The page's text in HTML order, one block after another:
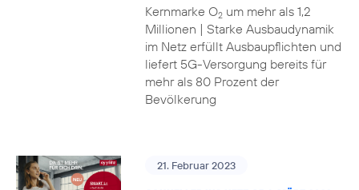
Kernmarke O2um mehr als 1,2
Millionen | Starke Ausbaudynamik
im Netz erfüllt Ausbaupflichten und
liefert 5G-Versorgung bereits für
mehr als 80 Prozent der
Bevölkerung
21. Februar 2023